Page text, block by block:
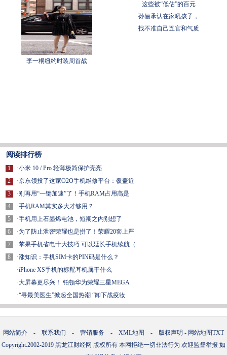
李一桐纽约时装周首战
这些被“低估”的百元
孙俪承认在家吼孩子，
找不准自己五官和气质
阅读排行榜
1
2
3
4
5
6
7
8
·小米 10 / Pro 轻薄极简保护壳亮
·京东领投了这家O2O手机维修平台：覆盖近
·别再用“一键加速”了！手机RAM占用高是
·手机RAM其实多大才够用？
·手机用上石墨烯电池，短期之内别想了
·为了防止泄密荣耀也是拼了！荣耀20套上严
·苹果手机省电十大技巧 可以延长手机续航（
·涨知识：手机SIM卡的PIN码是什么？
·iPhone XS手机的标配耳机属于什么
·大屏幕更尽兴！ 铂顿华为荣耀三星MEGA
·“寻最美医生”掀起全国热潮 “卸下战疫妆
网站简介 - 联系我们 - 营销服务 - XML地图 - 版权声明 - 网站地图TXT
Copyright.2002-2019 黑龙江财经网 版权所有 本网拒绝一切非法行为 欢迎监督举报 如